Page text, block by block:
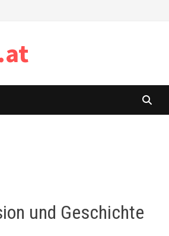
und Geschichte